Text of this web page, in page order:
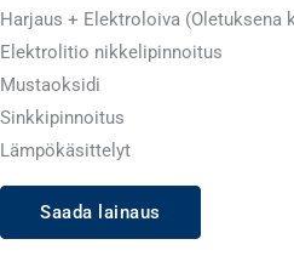
Harjaus + Elektroloiva (Oletuksena
Elektrolitio nikkelipinnoitus
Mustaoksidi
Sinkkipinnoitus
Lämpökäsittelyt
Saada lainaus